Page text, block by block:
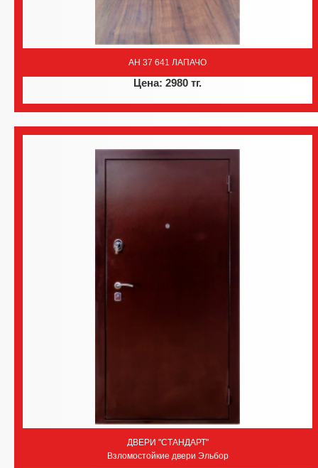
AH 37 641 ЛАПАЧО
Цена: 2980 тг.
ДВЕРИ "СТАНДАРТ"
Взломостойкие двери Эльбор